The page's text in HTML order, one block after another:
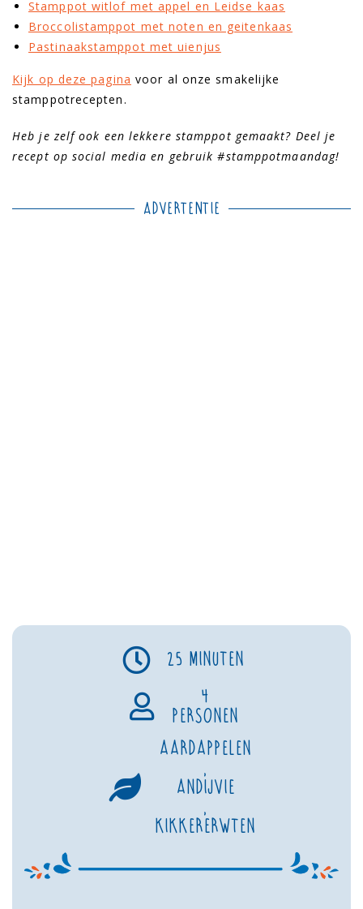
Stamppot witlof met appel en Leidse kaas
Broccolistamppot met noten en geitenkaas
Pastinaakstamppot met uienjus
Kijk op deze pagina voor al onze smakelijke
stamppotrecepten.
Heb je zelf ook een lekkere stamppot gemaakt? Deel je
recept op social media en gebruik #stamppotmaandag!
Advertentie
25 minuten
4
personen
Aardappelen
,
Andijvie
,
Kikkererwten